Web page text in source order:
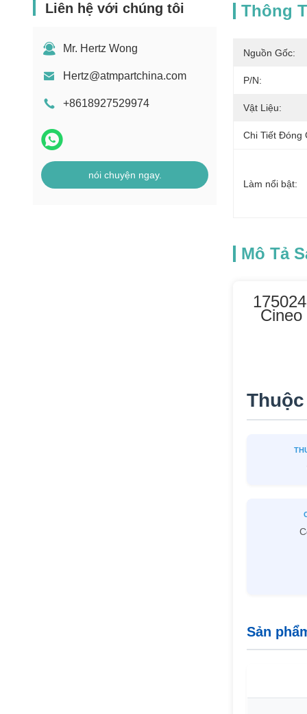
Máy sưởi ATM
Máy đếm tiền giấy
Bill Counter Parts
Bộ phận máy thu
Máy POS
Liên hệ với chúng tôi
Mr. Hertz Wong
Hertz@atmpartchina.com
+8618927529974
nói chuyện ngay.
Thông
Nguồn Gốc:
P/N:
Vật Liệu:
Chi Tiết Đóng
Làm nổi bật:
Mô Tả
Sản